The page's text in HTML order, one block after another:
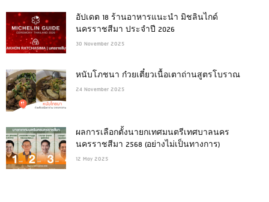
อัปเดต 18 ร้านอาหารแนะนำ มิชลินไกด์
นครราชสีมา ประจำปี 2026
30 November 2025
หนับโภชนา ก๋วยเตี๋ยวเนื้อเตาถ่านสูตรโบราณ
24 November 2025
ผลการเลือกตั้งนายกเทศมนตรีเทศบาลนคร
นครราชสีมา 2568 (อย่างไม่เป็นทางการ)
12 May 2025